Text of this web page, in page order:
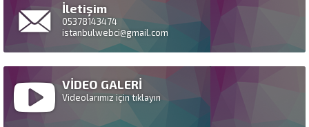
İletişim
05378143474
istanbulwebci@gmail.com
VİDEO GALERİ
Videolarımız için tıklayın